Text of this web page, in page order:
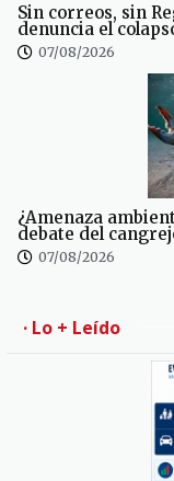
Sin correos, sin
denuncia el
07/08/2026
¿Amenaza
debate del
07/08/2026
· Lo + Leído